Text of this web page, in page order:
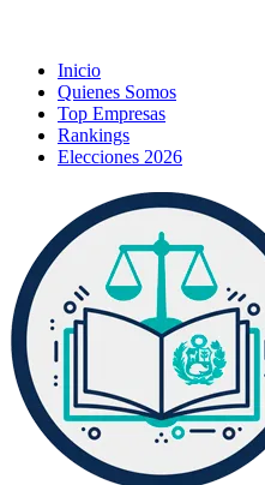
Inicio
Quienes Somos
Top Empresas
Rankings
Elecciones 2026